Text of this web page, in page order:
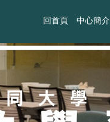
回首頁 中心簡介